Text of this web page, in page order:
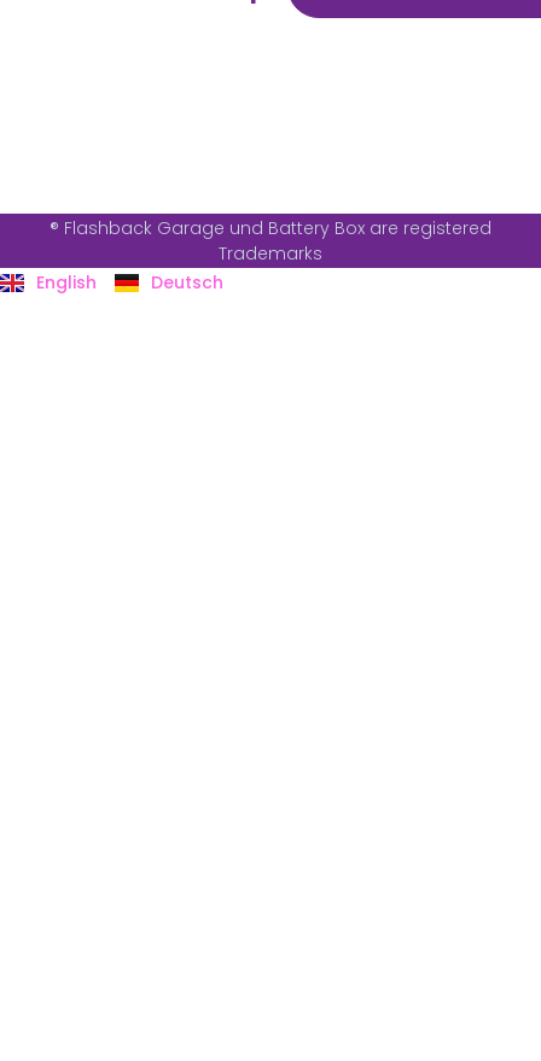
® Flashback Garage und Battery Box are registered
Trademarks
English
Deutsch